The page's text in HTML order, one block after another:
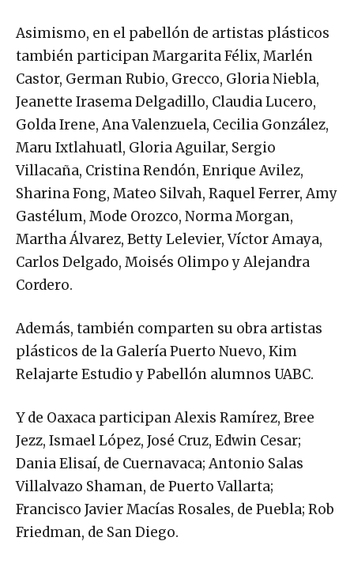
Asimismo, en el pabellón de artistas plásticos
también participan Margarita Félix, Marlén
Castor, German Rubio, Grecco, Gloria Niebla,
Jeanette Irasema Delgadillo, Claudia Lucero,
Golda Irene, Ana Valenzuela, Cecilia González,
Maru Ixtlahuatl, Gloria Aguilar, Sergio
Villacaña, Cristina Rendón, Enrique Avilez,
Sharina Fong, Mateo Silvah, Raquel Ferrer, Amy
Gastélum, Mode Orozco, Norma Morgan,
Martha Álvarez, Betty Lelevier, Víctor Amaya,
Carlos Delgado, Moisés Olimpo y Alejandra
Cordero.
Además, también comparten su obra artistas
plásticos de la Galería Puerto Nuevo, Kim
Relajarte Estudio y Pabellón alumnos UABC.
Y de Oaxaca participan Alexis Ramírez, Bree
Jezz, Ismael López, José Cruz, Edwin Cesar;
Dania Elisaí, de Cuernavaca; Antonio Salas
Villalvazo Shaman, de Puerto Vallarta;
Francisco Javier Macías Rosales, de Puebla; Rob
Friedman, de San Diego.